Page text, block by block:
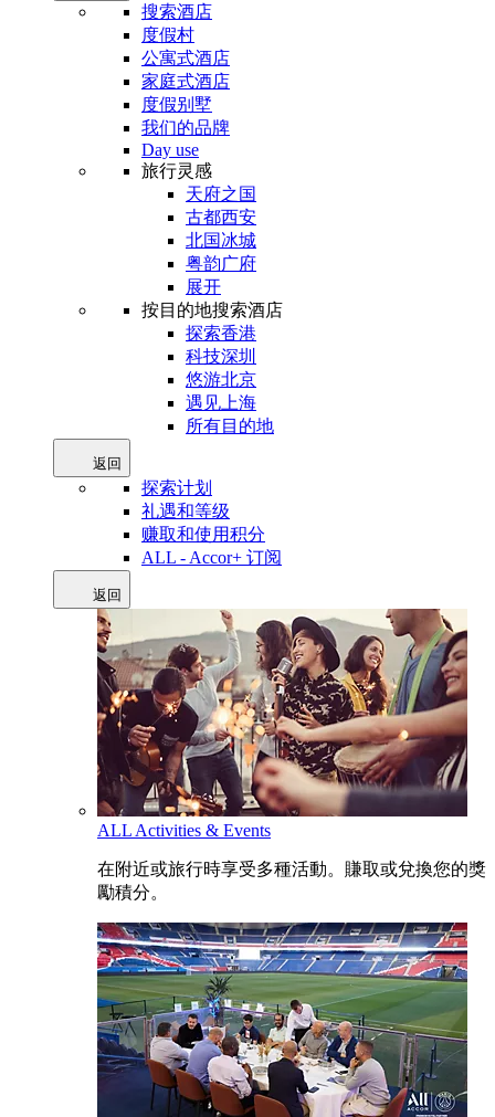
搜索酒店
度假村
公寓式酒店
家庭式酒店
度假别墅
我们的品牌
Day use
旅行灵感
天府之国
古都西安
北国冰城
粤韵广府
展开
按目的地搜索酒店
探索香港
科技深圳
悠游北京
遇见上海
所有目的地
返回
探索计划
礼遇和等级
赚取和使用积分
ALL - Accor+ 订阅
返回
ALL Activities & Events
在附近或旅行時享受多種活動。賺取或兌換您的獎
勵積分。